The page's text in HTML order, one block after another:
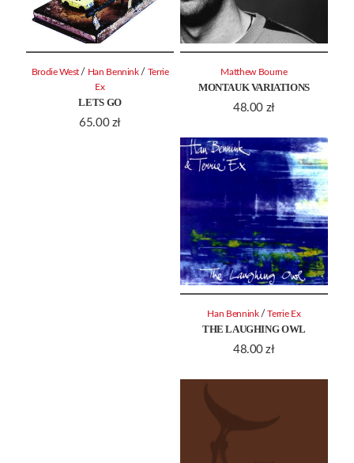
LETS GO
65.00 zł
Brodie West / Han Bennink / Terrie
Ex
MONTAUK VARIATIONS
48.00 zł
Matthew Bourne
THE LAUGHING OWL
48.00zł
Han Bennink /Terrie Ex